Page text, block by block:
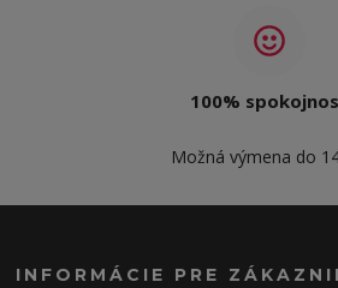
100%
Možná výmena do
INFORMÁCIE PRE